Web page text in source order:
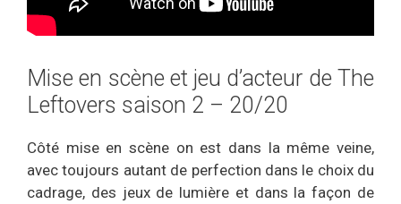
Mise en scène et jeu d’acteur de The
Leftovers saison 2 – 20/20
Côté mise en scène on est dans la même veine,
avec toujours autant de perfection dans le choix du
cadrage, des jeux de lumière et dans la façon de